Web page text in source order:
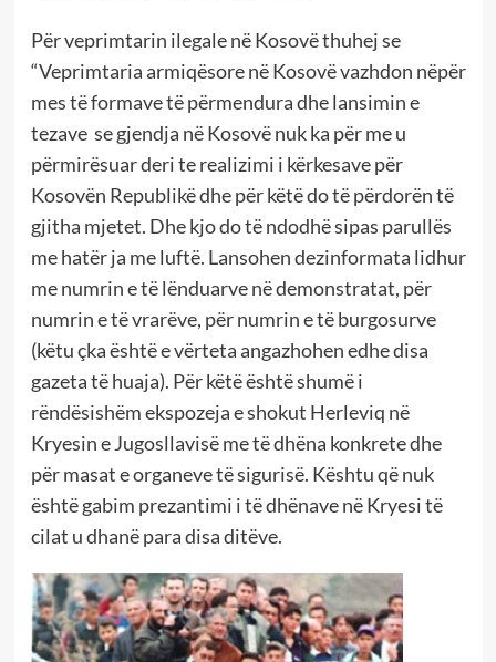
Për veprimtarin ilegale në Kosovë thuhej se
“Veprimtaria armiqësore në Kosovë vazhdon nëpër
mes të formave të përmendura dhe lansimin e
tezave se gjendja në Kosovë nuk ka për me u
përmirësuar deri te realizimi i kërkesave për
Kosovën Republikë dhe për këtë do të përdorën të
gjitha mjetet. Dhe kjo do të ndodhë sipas parullës
me hatër ja me luftë. Lansohen dezinformata lidhur
me numrin e të lënduarve në demonstratat, për
numrin e të vrarëve, për numrin e të burgosurve
(këtu çka është e vërteta angazhohen edhe disa
gazeta të huaja). Për këtë është shumë i
rëndësishëm ekspozeja e shokut Herleviq në
Kryesin e Jugosllavisë me të dhëna konkrete dhe
për masat e organeve të sigurisë. Kështu që nuk
është gabim prezantimi i të dhënave në Kryesi të
cilat u dhanë para disa ditëve.